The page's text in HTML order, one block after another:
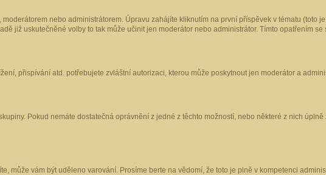
nebo administrátorem. Úpravu zahájíte kliknutím na první příspěvek v tématu (toto
již uskutečněné volby to tak může učinit jen moderátor nebo administrátor. Tímto opatřením
přispívání atd. potřebujete zvláštní autorizaci, kterou může poskytnout jen moderátor a
Pokud nemáte dostatečná oprávnění z jedné z těchto možností, nebo některé z nich
může vám být uděleno varování. Prosíme berte na vědomí, že toto je plně v kompetenci